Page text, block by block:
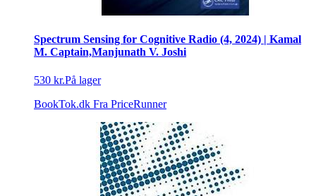
Spectrum Sensing for Cognitive Radio (4, 2024) | Kamal
M. Captain,Manjunath V. Joshi
530 kr.På lager
BookTok.dk Fra PriceRunner